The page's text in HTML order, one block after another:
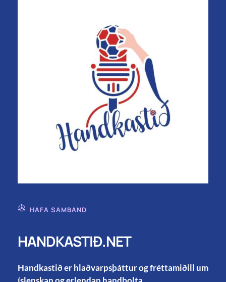
HAFA SAMBAND
HANDKASTIÐ.NET
Handkastið er hlaðvarpsþáttur og fréttamiðill um